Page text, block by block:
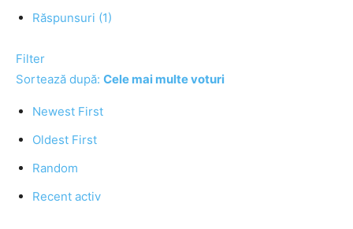
Răspunsuri (1)
Filter
Sortează după: Cele mai multe voturi
Newest First
Oldest First
Random
Recent activ